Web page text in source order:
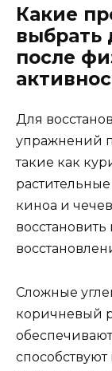
Какие
выбрать
после
Для
упражнений
такие как
киноа и
Сложные
коричневый